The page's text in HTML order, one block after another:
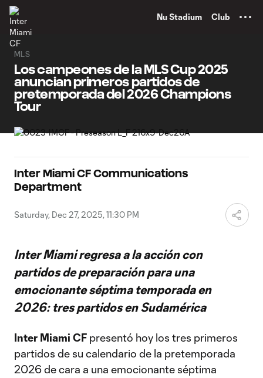
Nu Stadium Club
MLS
Los campeones de la MLS Cup 2025
anuncian primeros partidos de
pretemporada del 2026 Champions
Tour
Inter Miami CF Communications
Department
Saturday, Dec 27, 2025, 11:30 PM
Inter Miami regresa a la acción con
partidos de preparación para una
emocionante séptima temporada en
2026: tres partidos en Sudamérica
Inter Miami CF presentó hoy los tres primeros
partidos de su calendario de la pretemporada
2026 de cara a una emocionante séptima